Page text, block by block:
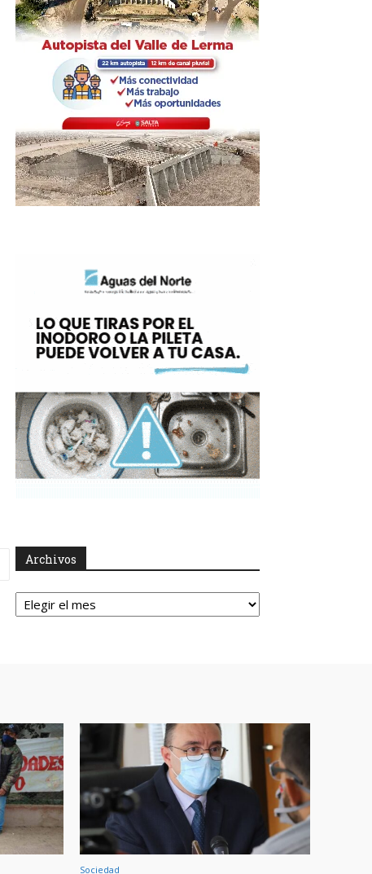
Archivos
Archivos
Sociedad